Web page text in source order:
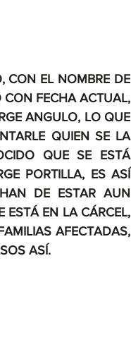
CON EL NOMBRE DE
CON FECHA ACTUAL,
ANGULO, LO QUE
QUIEN SE LA
QUE SE ESTÁ
PORTILLA, ES ASÍ
DE ESTAR AUN
ESTÁ EN LA CÁRCEL,
AFECTADAS,
ASÍ.